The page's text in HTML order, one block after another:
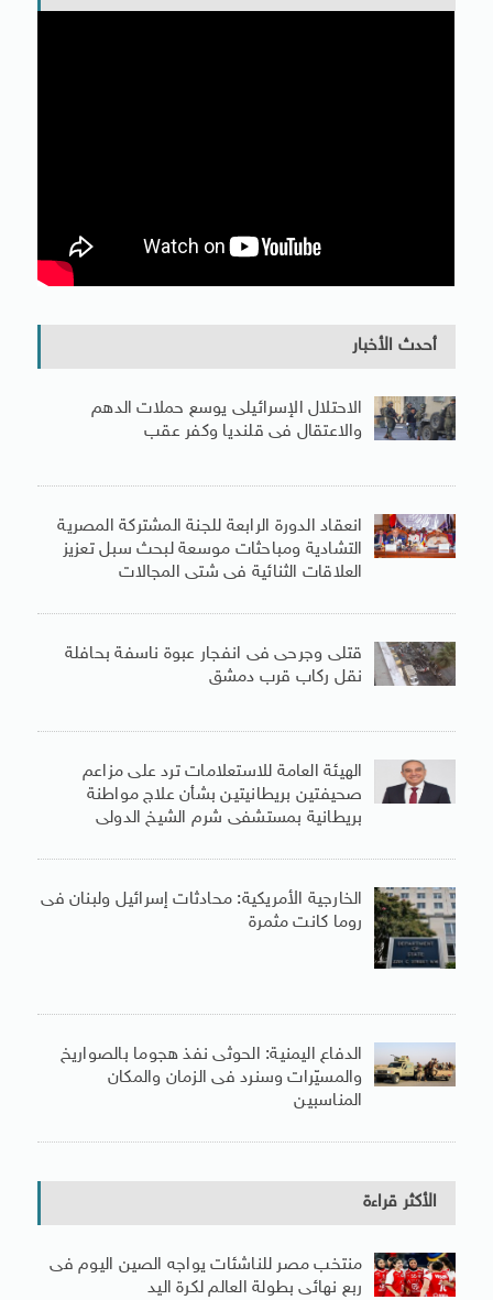
أحدث الأخبار
الاحتلال الإسرائيلى يوسع حملات الدهم
والاعتقال فى قلنديا وكفر عقب
انعقاد الدورة الرابعة للجنة المشتركة المصرية
التشادية ومباحثات موسعة لبحث سبل تعزيز
العلاقات الثنائية فى شتى المجالات
قتلى وجرحى فى انفجار عبوة ناسفة بحافلة
نقل ركاب قرب دمشق
الهيئة العامة للاستعلامات ترد على مزاعم
صحيفتين بريطانيتين بشأن علاج مواطنة
بريطانية بمستشفى شرم الشيخ الدولى
الخارجية الأمريكية: محادثات إسرائيل ولبنان فى
روما كانت مثمرة
الدفاع اليمنية: الحوثى نفذ هجوما بالصواريخ
والمسيّرات وسنرد فى الزمان والمكان
المناسبين
الأكثر قراءة
منتخب مصر للناشئات يواجه الصين اليوم فى
ربع نهائى بطولة العالم لكرة اليد